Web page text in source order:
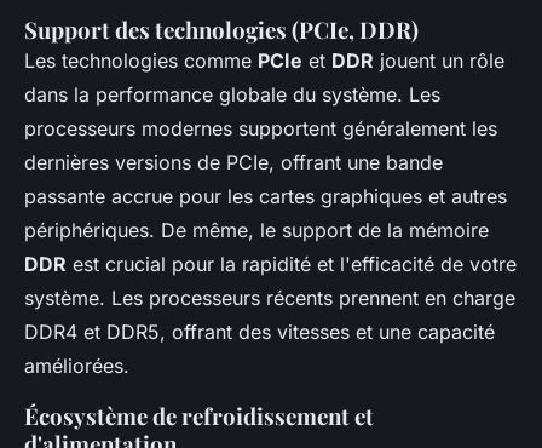
Support des technologies (PCIe, DDR)
Les technologies comme PCIe et DDR jouent un rôle
dans la performance globale du système. Les
processeurs modernes supportent généralement les
dernières versions de PCIe, offrant une bande
passante accrue pour les cartes graphiques et autres
périphériques. De même, le support de la mémoire
DDR est crucial pour la rapidité et l'efficacité de votre
système. Les processeurs récents prennent en charge
DDR4 et DDR5, offrant des vitesses et une capacité
améliorées.
Écosystème de refroidissement et